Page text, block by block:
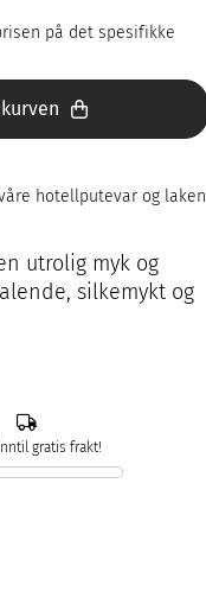
på det spesifikke
hotellputevar og laken
utrolig myk og
silkemykt og
gratis frakt!